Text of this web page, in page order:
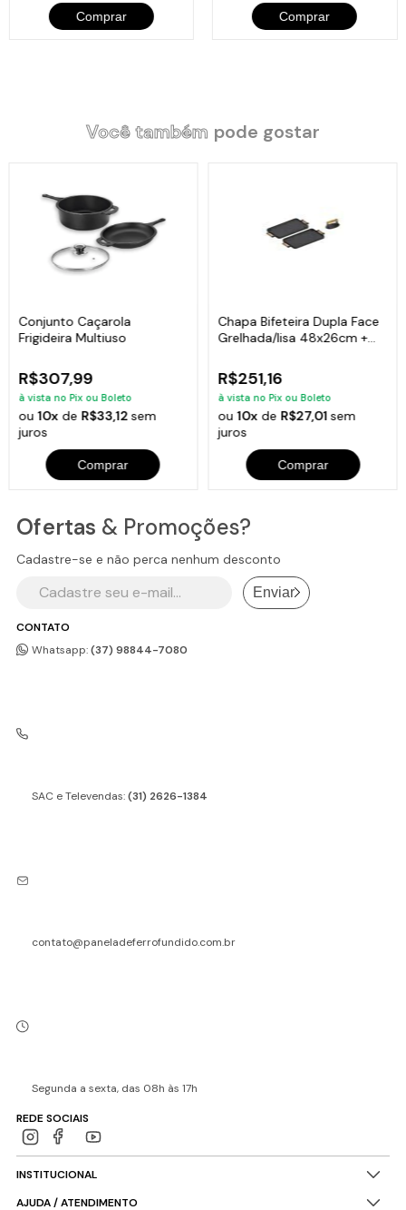
Comprar Comprar
Você também pode gostar
Conjunto Caçarola
Frigideira Multiuso
R$307,99
à vista no Pix ou Boleto
ou10x de R$33,12sem
juros
Comprar
Chapa Bifeteira Dupla Face
Grelhada/lisa 48x26cm +
R$251,16
à vista no Pix ou Boleto
ou10x de R$27,01sem
juros
Comprar
CONTATO
Whatsapp:(37) 98844-7080
SAC e Televendas:(31) 2626-1384
contato@paneladeferrofundido.com.br
Segunda a sexta, das 08h às 17h
REDE SOCIAIS
INSTITUCIONAL
AJUDA / ATENDIMENTO
Ofertas & Promoções?
Cadastre-se e não perca nenhum desconto
Enviar